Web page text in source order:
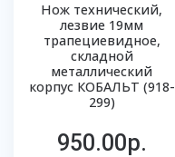
Нож технический,
лезвие 19мм
трапециевидное,
складной
металлический
корпус КОБАЛЬТ (918-
299)
950.00р.